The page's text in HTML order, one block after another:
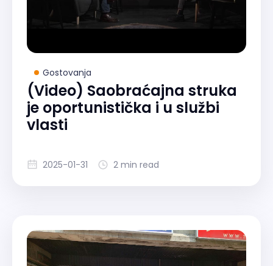
Gostovanja
(Video) Saobraćajna struka
je oportunistička i u službi
vlasti
2025-01-31 2 min read